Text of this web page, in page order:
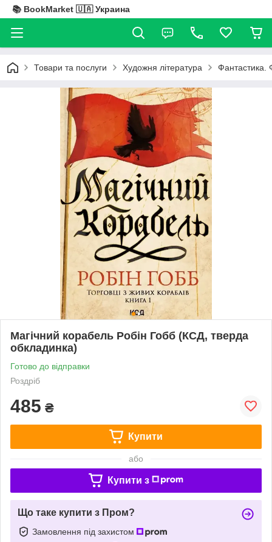
📚 BookMarket 🇺🇦 Украина
Товари та послуги Художня література Фантастика.
Магічний корабель Робін Гобб (КСД, тверда
обкладинка)
Готово до відправки
Роздріб
485 ₴
Купити
або
Купити з
Що таке купити з Пром?
Замовлення під захистом